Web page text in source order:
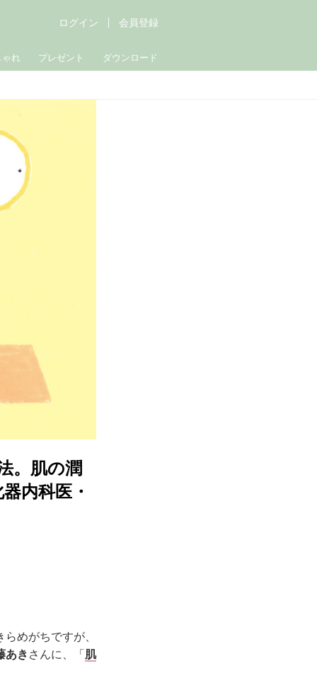
ゃれ プレゼント ダウンロード
ログイン 会員登録
。肌の潤
内科医・
めがちですが、
あき さんに、「 肌